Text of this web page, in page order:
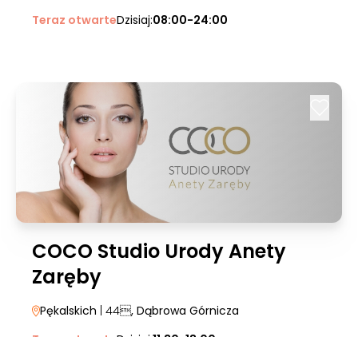
Teraz otwarteDzisiaj:08:00-24:00
COCO Studio Urody Anety
Zaręby
Pękalskich | 44, Dąbrowa Górnicza